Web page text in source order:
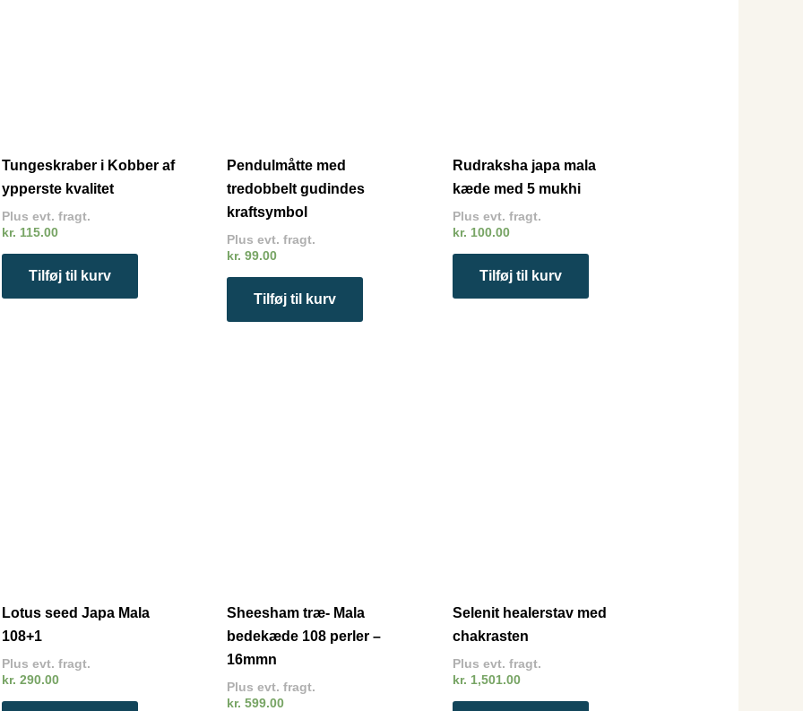
Tungeskraber i Kobber af
ypperste kvalitet
Plus evt. fragt.
kr. 115.00
Tilføj til kurv
Pendulmåtte med
tredobbelt gudindes
kraftsymbol
Plus evt. fragt.
kr. 99.00
Tilføj til kurv
Rudraksha japa mala
kæde med 5 mukhi
Plus evt. fragt.
kr. 100.00
Tilføj til kurv
Lotus seed Japa Mala
108+1
Plus evt. fragt.
kr. 290.00
Sheesham træ- Mala
bedekæde 108 perler –
16mmn
Plus evt. fragt.
kr. 599.00
Selenit healerstav med
chakrasten
Plus evt. fragt.
kr. 1,501.00